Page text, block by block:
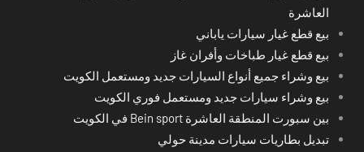
العاشرة
بيع قطع غيار سيارات ياباني
بيع قطع غيار طباخات وأفران غاز
بيع وشراء جميع أنواع السيارات جديد ومستعمل الكويت
بيع وشراء سيارات جديد ومستعمل فوري الكويت
بين سبورت المنطقة العاشرة Bein sport في الكويت
تبديل بطاريات سيارات مدينة حولي